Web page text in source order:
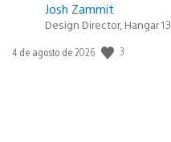
Josh Zammit
Design Director, Hangar 13
Fecha
4 de agosto de 2026 3